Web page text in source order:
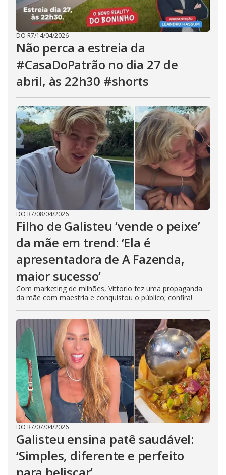
DO R7/14/04/2026
Não perca a estreia da
#CasaDoPatrão no dia 27 de
abril, às 22h30 #shorts
DO R7/08/04/2026
Filho de Galisteu ‘vende o peixe’
da mãe em trend: ‘Ela é
apresentadora de A Fazenda,
maior sucesso’
Com marketing de milhões, Vittorio fez uma propaganda
da mãe com maestria e conquistou o público; confira!
DO R7/07/04/2026
Galisteu ensina patê saudável:
‘Simples, diferente e perfeito